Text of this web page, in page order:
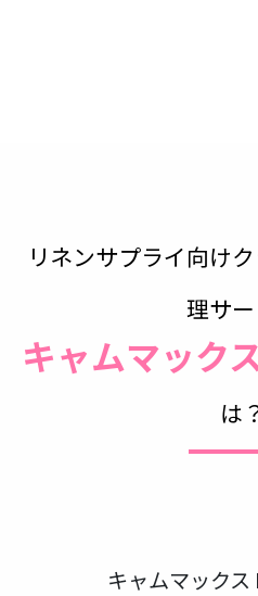
リネンサプライ向け
理サ
キャムマック
は
キャムマック